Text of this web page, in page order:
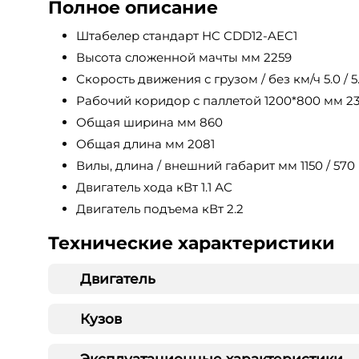
Полное описание
Штабелер стандарт HC CDD12-AEC1
Высота сложенной мачты мм 2259
Скорость движения с грузом / без км/ч 5.0 /
Рабочий коридор с паллетой 1200*800 мм
Общая ширина мм 860
Общая длина мм 2081
Вилы, длина / внешний габарит мм 1150 / 570
Двигатель хода кВт 1.1 АС
Двигатель подъема кВт 2.2
Технические характеристики
Двигатель
Кузов